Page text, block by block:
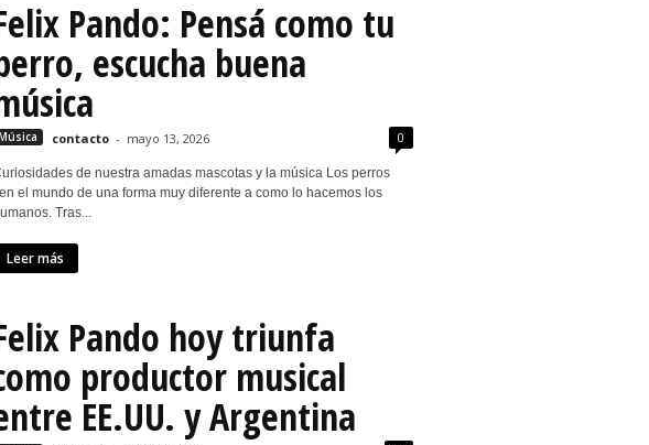
Pando: Pensá como tu
escucha buena
contacto - mayo 13, 2026 0
de nuestra amadas mascotas y la música Los perros
el mundo de una forma muy diferente a como lo hacemos los
Tras...
Leer más
Pando hoy triunfa
pro­duc­tor musi­cal
EE.UU. y Argentina